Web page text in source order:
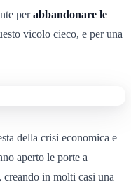
perabbandonare le
vicolo cieco, e per una
della crisi economica e
aperto le porte a
creando in molti casi una